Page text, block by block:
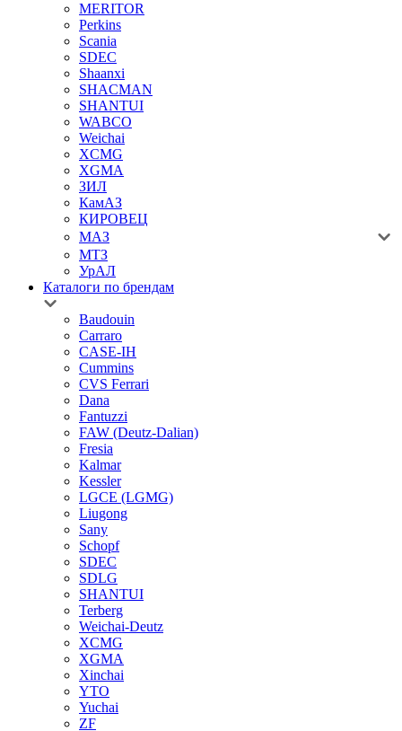
MERITOR
Perkins
Scania
SDEC
Shaanxi
SHACMAN
SHANTUI
WABCO
Weichai
XCMG
XGMA
ЗИЛ
КамАЗ
КИРОВЕЦ
МАЗ
МТЗ
УрАЛ
Каталоги по брендам
Baudouin
Carraro
CASE-IH
Cummins
CVS Ferrari
Dana
Fantuzzi
FAW (Deutz-Dalian)
Fresia
Kalmar
Kessler
LGCE (LGMG)
Liugong
Sany
Schopf
SDEC
SDLG
SHANTUI
Terberg
Weichai-Deutz
XCMG
XGMA
Xinchai
YTO
Yuchai
ZF